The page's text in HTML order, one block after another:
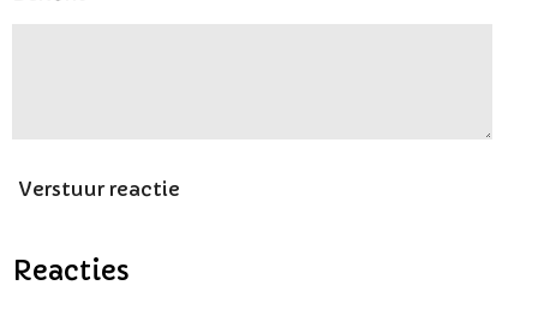
Verstuur reactie
Reacties